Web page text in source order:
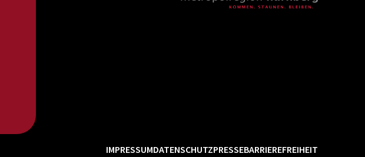
IMPRESSUMDATENSCHUTZPRESSEBARRIEREFREIHEIT